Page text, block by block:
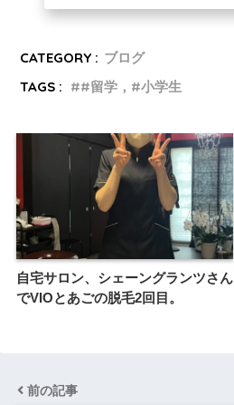
CATEGORY : ブログ
TAGS :
#留学，#小学生
自宅サロン、シェーングランツさん
でVIOとあごの脱毛2回目。
前の記事